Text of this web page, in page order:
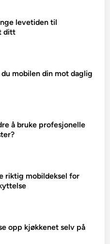
levetiden til
ditt
mobilen din mot daglig
å bruke profesjonelle
riktig mobildeksel for
opp kjøkkenet selv på